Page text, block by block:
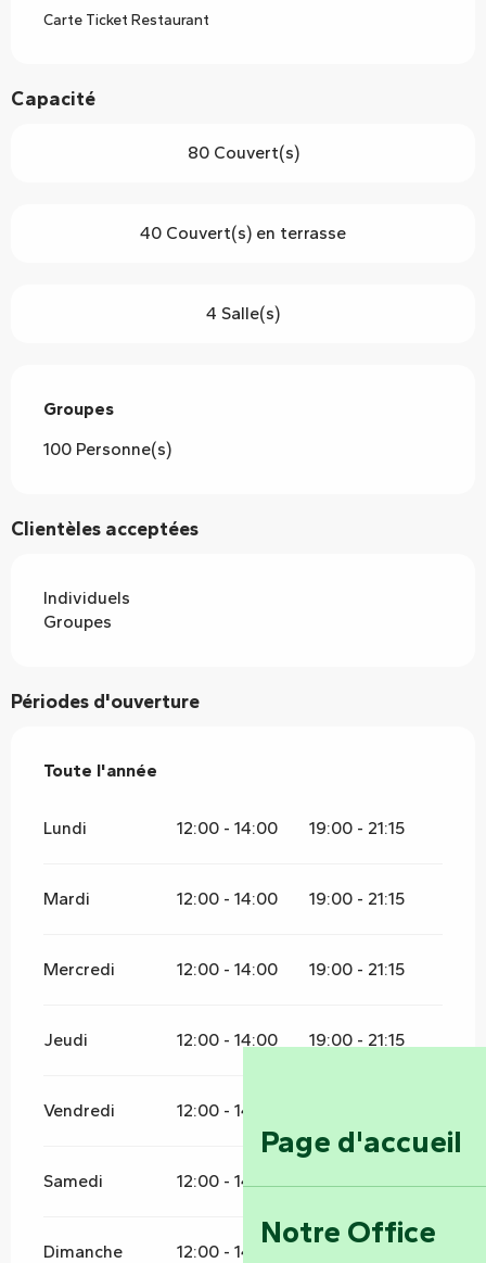
Page d'accueil
Notre Office
Carte Ticket Restaurant
Capacité
80 Couvert(s)
40 Couvert(s) en terrasse
4 Salle(s)
Groupes
Groupes
100 Personne(s)
Clientèles acceptées
Individuels
Groupes
Périodes d'ouverture
Toute l'année
Toute l'année
Lundi 12:00 - 14:00 19:00 - 21:15
Mardi 12:00 - 14:00 19:00 - 21:15
Mercredi 12:00 - 14:00 19:00 - 21:15
Jeudi 12:00 - 14:00 19:00 - 21:15
Vendredi 12:00 - 14:00
Samedi 12:00 - 14:00
Dimanche 12:00 - 14:00